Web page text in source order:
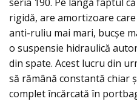
rigidă, are amortizoare
anti-ruliu mai mari, bucșe
o suspensie hidraulică
din spate. Acest lucru din
să rămână constantă chiar
complet încărcată în